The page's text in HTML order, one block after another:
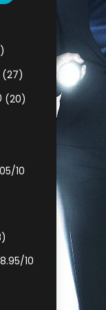
(27)
(20)
10
8.95/10